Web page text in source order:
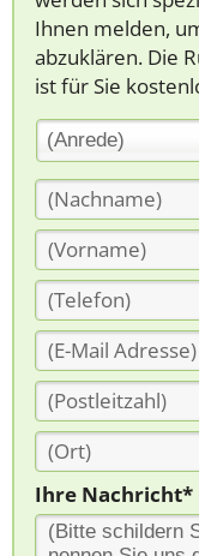
Ihnen melden,
abzuklären. Die
ist für Sie
(Anrede)
Ihre Nachricht*